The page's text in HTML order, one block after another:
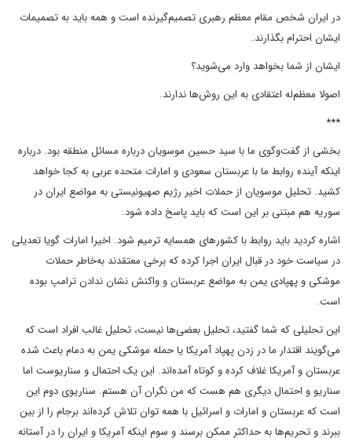
در ایران شخص مقام معظم رهبری تصمیم‌گیرنده است و همه باید به تصمیمات
ایشان احترام بگذارند.
ایشان از شما بخواهد وارد می‌شوید؟
اصولا معظم‌له اعتقادی به این روش‌ها ندارند.
***
بخشی از گفت‌وگوی ما با سید حسین موسویان درباره مسائل منطقه بود. درباره
اینکه آینده روابط ما با عربستان سعودی و امارات متحده عربی به کجا خواهد
کشید. تحلیل موسویان از حملات اخیر رژیم صهیونیستی به مواضع ایران در
سوریه هم مبتنی بر این است که باید پاسخ داده شود.
اشاره کردید باید روابط با کشورهای همسایه ترمیم شود. اخیرا امارات گویا تعدیلی
در سیاست خود در قبال ایران اجرا کرده که برخی معتقدند به‌خاطر حملات
موشکی و پهپادی یمن به مواضع عربستان و واکنش نشان ندادن ترامپ بوده
است.
این تحلیلی که شما گفتید، تحلیل بعضی‌ها نیست، تحلیل غالب افراد است که
می‌گویند اقتدار ما در زدن پهپاد آمریکا یا حمله موشکی یمن به دمام باعث شده
عربستان و آمریکا غلاف کرده و کوتاه آمده‌اند. این یک احتمال و سناریوست اما
سناریو و احتمال دیگری هم هست که من نگران آن هستم. سناریوی دوم این
است که عربستان و امارات و اسرائیل با همه توان تلاش کرده‌اند برجام را از بین
ببرند و تحریم‌ها به حداکثر ممکن برسند و سوم اینکه آمریکا و ایران را در آستانه